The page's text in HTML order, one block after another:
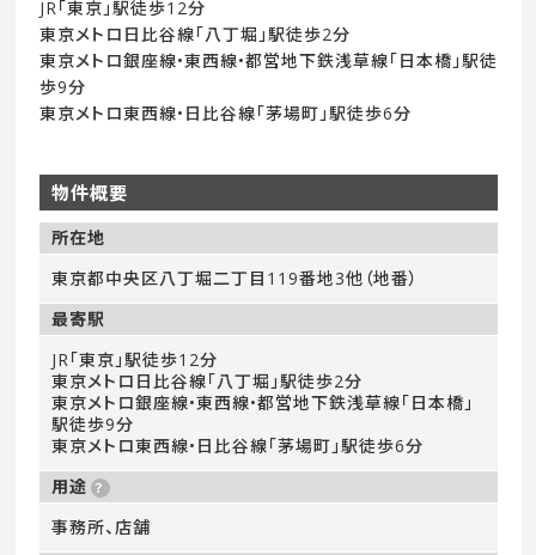
JR「東京」駅徒歩12分
東京メトロ日比谷線「八丁堀」駅徒歩2分
東京メトロ銀座線•東西線•都営地下鉄浅草線「日本橋」駅徒
歩9分
東京メトロ東西線•日比谷線「茅場町」駅徒歩6分
物件概要
所在地
東京都中央区八丁堀二丁目119番地3他（地番）
最寄駅
JR「東京」駅徒歩12分
東京メトロ日比谷線「八丁堀」駅徒歩2分
東京メトロ銀座線•東西線•都営地下鉄浅草線「日本橋」
駅徒歩9分
東京メトロ東西線•日比谷線「茅場町」駅徒歩6分
用途
事務所、店舗